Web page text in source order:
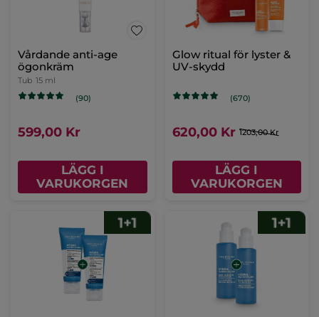
Mild Ansikts- &
Kroppskräm
Burk
125 ml
(881)
199,00 Kr
LÄGG I
VARUKORGEN